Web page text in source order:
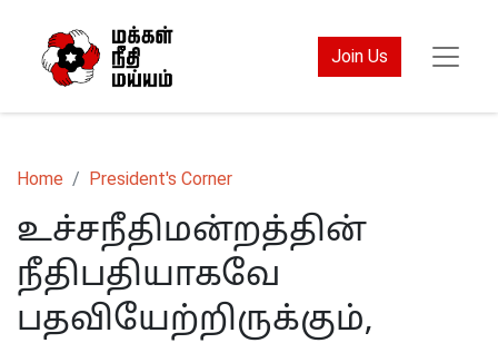
Join Us
Home President's Corner
உச்சநீதிமன்றத்தின்
நீதிபதியாகவே
பதவியேற்றிருக்கும்,